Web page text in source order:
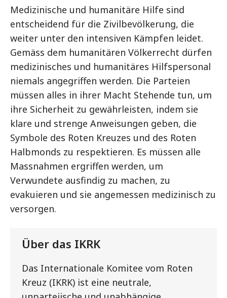
Medizinische und humanitäre Hilfe sind
entscheidend für die Zivilbevölkerung, die
weiter unter den intensiven Kämpfen leidet.
Gemäss dem humanitären Völkerrecht dürfen
medizinisches und humanitäres Hilfspersonal
niemals angegriffen werden. Die Parteien
müssen alles in ihrer Macht Stehende tun, um
ihre Sicherheit zu gewährleisten, indem sie
klare und strenge Anweisungen geben, die
Symbole des Roten Kreuzes und des Roten
Halbmonds zu respektieren. Es müssen alle
Massnahmen ergriffen werden, um
Verwundete ausfindig zu machen, zu
evakuieren und sie angemessen medizinisch zu
versorgen.
Über das IKRK
Das Internationale Komitee vom Roten
Kreuz (IKRK) ist eine neutrale,